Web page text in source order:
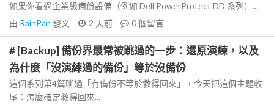
如果你看過企業級備份設備（例如 Dell PowerProtect DD 系列）...
由 RainPan 發文 2 天前 0個留言
# [Backup] 備份界最常被跳過的一步：還原演練，以及
為什麼「沒演練過的備份」等於沒備份
這個系列第4篇聊過「有備份不等於救得回來」，今天把這個主題收
尾：怎麼確定救得回來...